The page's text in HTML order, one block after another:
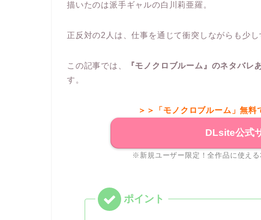
描いたのは派手ギャルの白川莉亜羅。
正反対の2人は、仕事を通じて衝突しながらも少し
この記事では、 『モノクロブルーム』のネタバレ
す。
＞＞「モノクロブルーム」無料
DLsite公式
※新規ユーザー限定！全作品に使える